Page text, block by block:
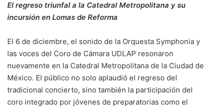
El regreso triunfal a la Catedral Metropolitana y su
incursión en Lomas de Reforma
El 6 de diciembre, el sonido de la Orquesta Symphonia y
las voces del Coro de Cámara UDLAP resonaron
nuevamente en la Catedral Metropolitana de la Ciudad de
México. El público no solo aplaudió el regreso del
tradicional concierto, sino también la participación del
coro integrado por jóvenes de preparatorias como el